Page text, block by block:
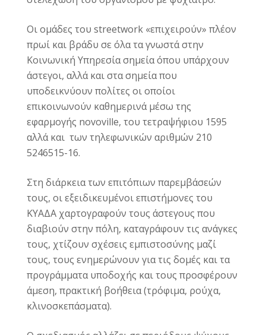
Οι ομάδες του streetwork «επιχειρούν» πλέον
πρωί και βράδυ σε όλα τα γνωστά στην
Κοινωνική Υπηρεσία σημεία όπου υπάρχουν
άστεγοι, αλλά και στα σημεία που
υποδεικνύουν πολίτες οι οποίοι
επικοινωνούν καθημερινά μέσω της
εφαρμογής novoville, του τετραψήφιου 1595
αλλά και των τηλεφωνικών αριθμών 210
5246515-16.
Στη διάρκεια των επιτόπιων παρεμβάσεών
τους, οι εξειδικευμένοι επιστήμονες του
ΚΥΑΔΑ χαρτογραφούν τους άστεγους που
διαβιούν στην πόλη, καταγράφουν τις ανάγκες
τους, χτίζουν σχέσεις εμπιστοσύνης μαζί
τους, τους ενημερώνουν για τις δομές και τα
προγράμματα υποδοχής και τους προσφέρουν
άμεση, πρακτική βοήθεια (τρόφιμα, ρούχα,
κλινοσκεπάσματα).